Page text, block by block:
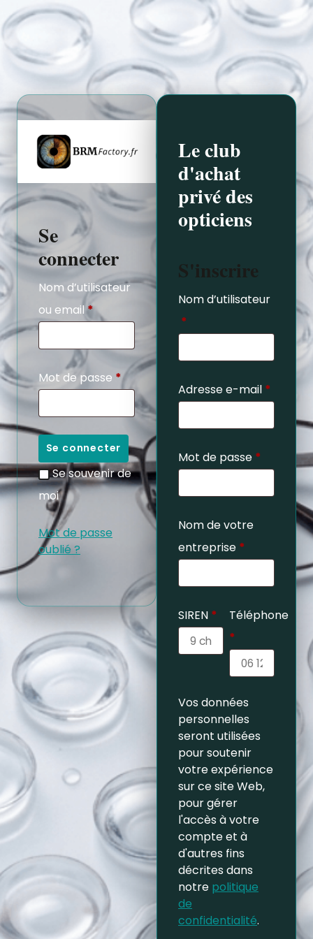
Se
connecter
Nom d’utilisateur
ou email*
Mot de passe *
Se connecter
Se souvenir de
moi
Mot de passe
oublié ?
Le club
d'achat
privé des
opticiens
S'inscrire
Nom d’utilisateur
*
Adresse e-mail *
Mot de passe *
Nom de votre
entreprise *
SIREN *
Téléphone
*
Vos données
personnelles
seront utilisées
pour soutenir
votre expérience
sur ce site Web,
pour gérer
l'accès à votre
compte et à
d'autres fins
décrites dans
notre politique
de
confidentialité.